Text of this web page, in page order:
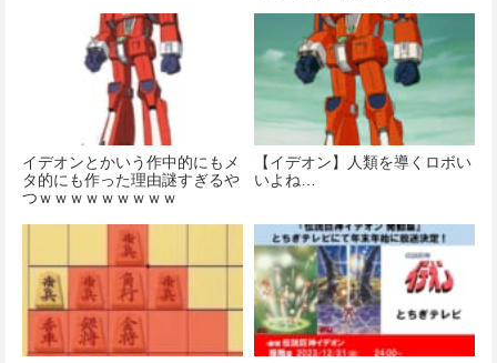
イデオンとかいう作中的にもメ
タ的にも作った理由謎すぎるや
つｗｗｗｗｗｗｗｗｗ
【イデオン】人類を導くロボい
いよね…